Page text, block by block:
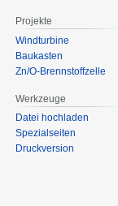
Projekte
Windturbine
Baukasten
Zn/O-Brennstoffzelle
Werkzeuge
Datei hochladen
Spezialseiten
Druckversion